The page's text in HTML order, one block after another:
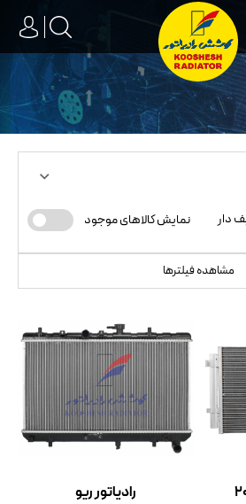
دار نمایش کالاهای موجود
مشاهده فیلترها
رادیاتور ریو